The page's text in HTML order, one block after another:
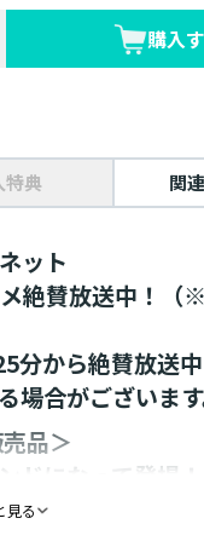
購入
特典 関
ット
絶賛放送中！（
分から絶賛放送中
合がございます
品＞
ドになって登場！
リルスタンドになり
見る